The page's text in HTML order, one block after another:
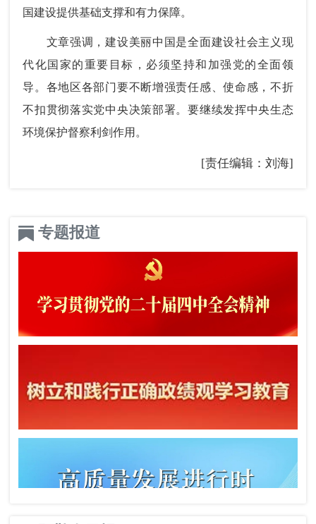
国建设提供基础支撑和有力保障。
文章强调，建设美丽中国是全面建设社会主义现
代化国家的重要目标，必须坚持和加强党的全面领
导。各地区各部门要不断增强责任感、使命感，不折
不扣贯彻落实党中央决策部署。要继续发挥中央生态
环境保护督察利剑作用。
[责任编辑：刘海]
专题报道